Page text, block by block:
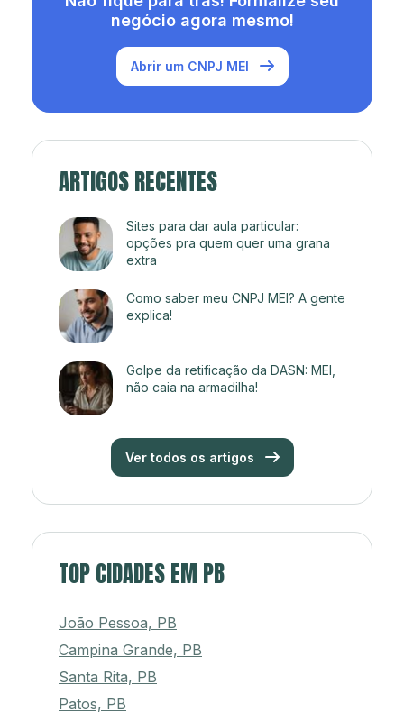
negócio agora mesmo!
Abrir um CNPJ MEI
ARTIGOS RECENTES
Sites para dar aula particular:
opções pra quem quer uma grana
extra
Como saber meu CNPJ MEI? A gente
explica!
Golpe da retificação da DASN: MEI,
não caia na armadilha!
Ver todos os artigos
TOP CIDADES EM PB
João Pessoa, PB
Campina Grande, PB
Santa Rita, PB
Patos, PB